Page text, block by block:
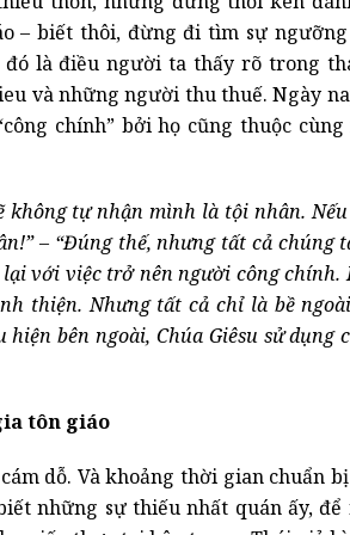
– biết thôi, đừng đi tìm sự
đó là điều người ta thấy rõ trong
và những người thu thuế. Ngày
chính” bởi họ cũng thuộc
không tự nhận mình là tội nhân.
– “Đúng thế, nhưng tất cả chúng
với việc trở nên người công chính.
thiện. Nhưng tất cả chỉ là bề
bên ngoài, Chúa Giêsu sử dụng
tôn giáo
dỗ. Và khoảng thời gian chuẩn
những sự thiếu nhất quán ấy, để